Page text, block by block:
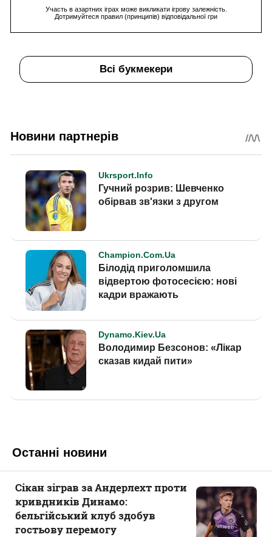
Участь в азартних іграх може викликати ігрову залежність.
Дотримуйтеся правил (принципів) відповідальної гри
Всі букмекери
Останні новини
Сікан зіграв за Андерлехт проти
кривдників Динамо:
бельгійський клуб здобув
гостьову перемогу